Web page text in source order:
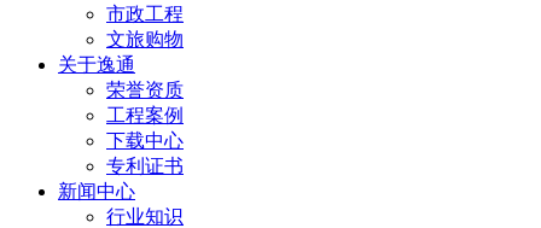
市政工程
文旅购物
关于逸通
荣誉资质
工程案例
下载中心
专利证书
新闻中心
行业知识